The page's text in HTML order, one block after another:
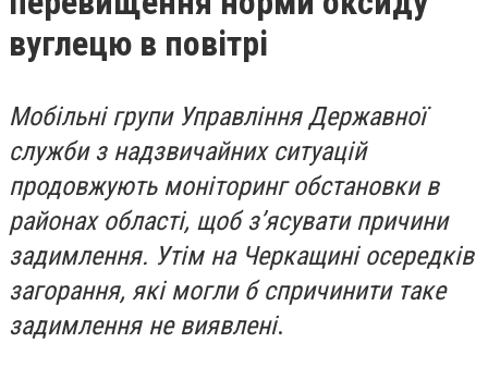
вуглецю в повітрі
Мобільні групи Управління Державної
служби з надзвичайних ситуацій
продовжують моніторинг обстановки в
районах області, щоб з’ясувати причини
задимлення. Утім на Черкащині осередків
загорання, які могли б спричинити таке
задимлення не виявлені.